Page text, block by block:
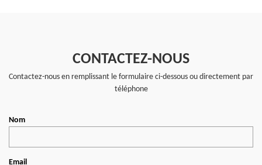
CONTACTEZ-NOUS
Contactez-nous en remplissant le formulaire ci-dessous ou directement par
téléphone
Nom
Email